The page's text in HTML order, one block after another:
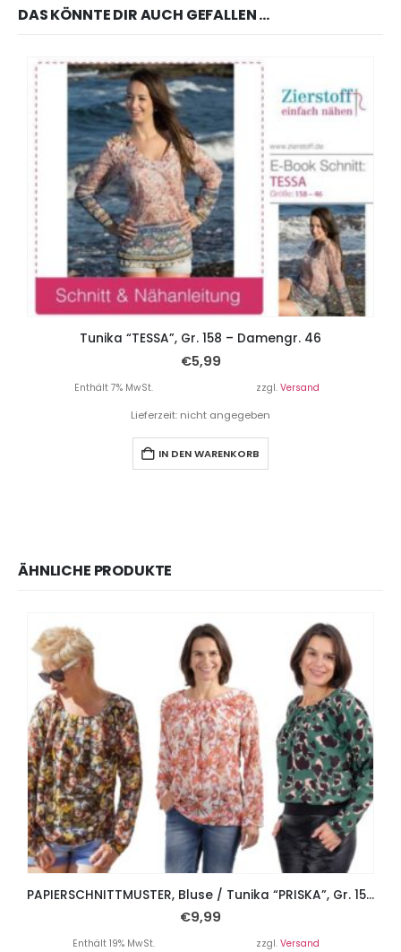
DAS KÖNNTE DIR AUCH GEFALLEN …
Tunika “TESSA”, Gr. 158 – Damengr. 46
€5,99
Enthält 7% MwSt. zzgl. Versand
Lieferzeit: nicht angegeben
IN DEN WARENKORB
ÄHNLICHE PRODUKTE
PAPIERSCHNITTMUSTER, Bluse / Tunika “PRISKA”, Gr. 158 – Damengr. 46
€9,99
Enthält 19% MwSt. zzgl. Versand